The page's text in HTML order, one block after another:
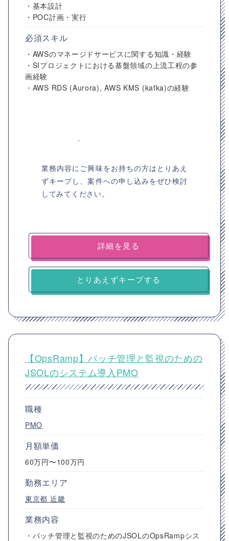
・基本設計
・POC計画・実行
必須スキル
・AWSのマネージドサービスに関する知識・経験
・SIプロジェクトにおける基盤領域の上流工程の参
画経験
・AWS RDS (Aurora), AWS KMS (kafka)の経験
業務内容にご興味をお持ちの方はとりあえ
ずキープし、案件への申し込みをぜひ検討
してみてください。
詳細を見る
とりあえずキープする
【OpsRamp】パッチ管理と監視のための
JSOLのシステム導入PMO
職種
PMO
月額単価
60万円〜100万円
勤務エリア
東京都 近畿
業務内容
・パッチ管理と監視のためのJSOLのOpsRampシス